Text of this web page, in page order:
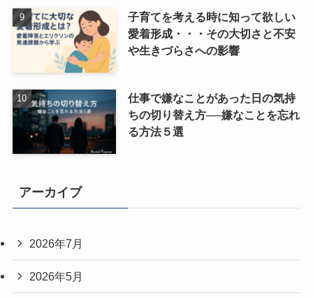
子育てを考える時に知って欲しい
愛着形成・・・その大切さと不安
や生きづらさへの影響
仕事で嫌なことがあった日の気持
ちの切り替え方──嫌なことを忘れ
る方法５選
アーカイブ
2026年7月
2026年5月